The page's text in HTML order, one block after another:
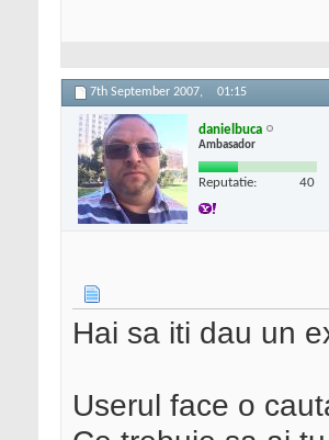
7th September 2007, 01:15
danielbuca
Ambasador
Reputatie: 40
Hai sa iti dau un
Userul face o